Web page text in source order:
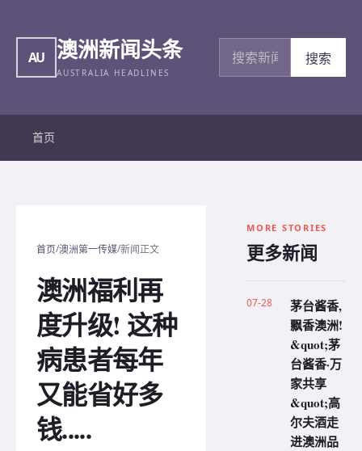
AU 澳洲新闻头条
AUSTRALIA HEADLINES
搜索新闻
搜索
首页
首页/澳洲第一传媒/新闻正文
澳洲福利再
度升级! 这种
病患者每年
又能省好多
钱.....
MORE STORIES
更多新闻
07-28
茅台酱香,
飘香澳洲!
&quot;茅
台酱香·万
家共享
&quot;高
尔夫酒走
进澳洲品